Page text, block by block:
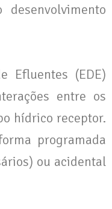
Efluentes (EDE)
entre os
hídrico receptor.
programada
ou acidental